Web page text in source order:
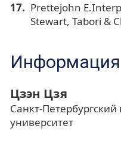
Prettejohn
Stewart, Tabori &
Информация
Цзэн Цзя
Санкт-
университет